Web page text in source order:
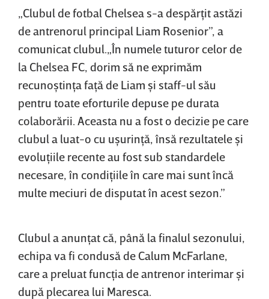
„Clubul de fotbal Chelsea s-a despărţit astăzi
de antrenorul principal Liam Rosenior”, a
comunicat clubul.„În numele tuturor celor de
la Chelsea FC, dorim să ne exprimăm
recunoştinţa faţă de Liam şi staff-ul său
pentru toate eforturile depuse pe durata
colaborării. Aceasta nu a fost o decizie pe care
clubul a luat-o cu uşurinţă, însă rezultatele şi
evoluţiile recente au fost sub standardele
necesare, în condiţiile în care mai sunt încă
multe meciuri de disputat în acest sezon.”
Clubul a anunţat că, până la finalul sezonului,
echipa va fi condusă de Calum McFarlane,
care a preluat funcţia de antrenor interimar şi
după plecarea lui Maresca.